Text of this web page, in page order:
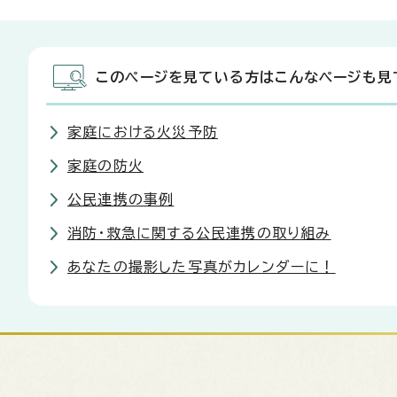
このページを見ている方はこんなページも見
家庭における火災予防
家庭の防火
公民連携の事例
消防・救急に関する公民連携の取り組み
あなたの撮影した写真がカレンダーに！